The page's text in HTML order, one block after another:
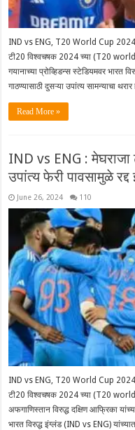
IND vs ENG, T20 World Cup 2024
टी20 विश्वचषक 2024 च्या (T20
गयानाच्या प्रोव्हिडन्स स्टेडियमवर भारत
गाठण्यासाठी दुसऱ्या उपांत्य सामन्याचा
Read More »
IND vs ENG : मेघराजा
उपांत्य फेरी पावसामुळे
June 26, 2024 110
IND vs ENG, T20 World Cup 2024
टी20 विश्वचषक 2024 च्या (T20
अफगाणिस्तान विरुद्ध दक्षिण आफ्रिका
भारत विरुद्ध इंग्लंड (IND vs ENG)